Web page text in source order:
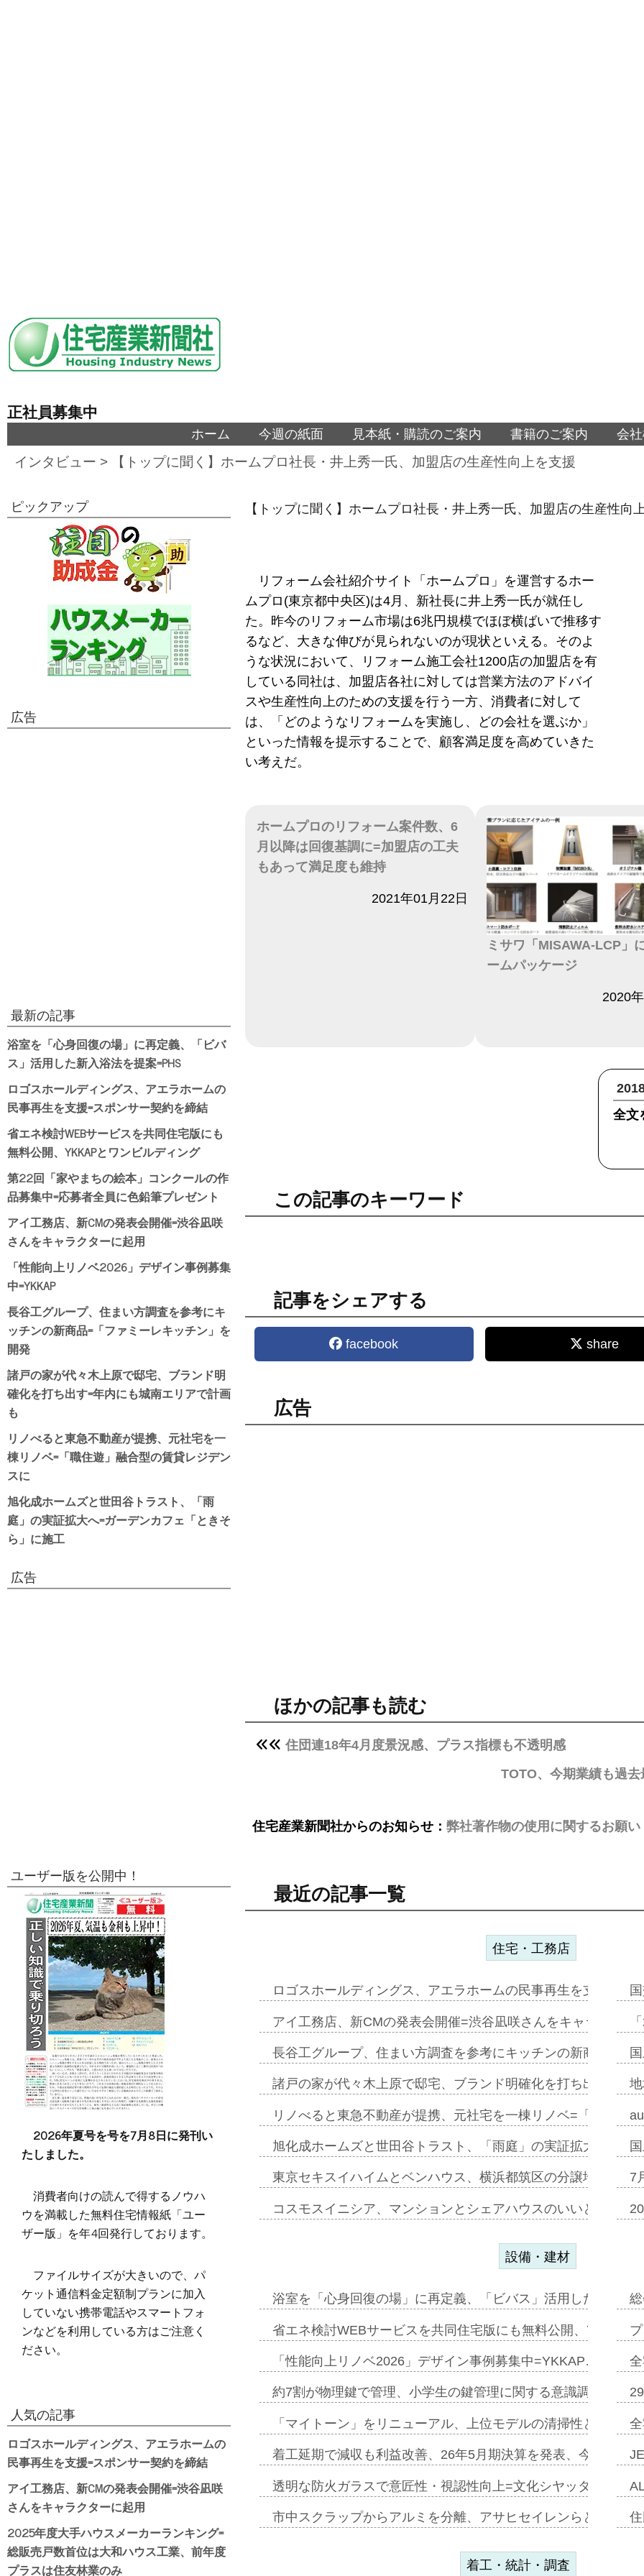
正社員募集中
ホーム 今週の紙面 見本紙・購読のご案内 書籍のご案内 会
インタビュー > 【トップに聞く】ホームプロ社長・井上秀一氏、加盟店の生産性向上を支援
【トップに聞く】ホームプロ社長・井上秀一氏、加盟店の生産性向
リフォーム会社紹介サイト「ホームプロ」を運営するホー
ムプロ(東京都中央区)は4月、新社長に井上秀一氏が就任し
た。昨今のリフォーム市場は6兆円規模でほぼ横ばいで推移す
るなど、大きな伸びが見られないのが現状といえる。そのよ
うな状況において、リフォーム施工会社1200店の加盟店を有
している同社は、加盟店各社に対しては営業方法のアドバイ
スや生産性向上のための支援を行う一方、消費者に対して
は、「どのようなリフォームを実施し、どの会社を選ぶか」
といった情報を提示することで、顧客満足度を高めていきた
い考えだ。
ホームプロのリフォーム案件数、6
月以降は回復基調に=加盟店の工夫
もあって満足度も維持
2021年01月22日
ミサワ「MISAWA-LCP」
ームパッケージ
2020
全文
この記事のキーワード
記事をシェアする
facebook share
広告
ほかの記事も読む
住団連18年4月度景況感、プラス指標も不透明感
TOTO、今期業績も過
住宅産業新聞社からのお知らせ： 弊社著作物の使用に関するお願い
最近の記事一覧
住宅・工務店
ロゴスホールディングス、アエラホームの民事再生を支援=ス
アイ工務店、新CMの発表会開催=渋谷凪咲さんをキャラクタ
長谷工グループ、住まい方調査を参考にキッチンの新商品=「
諸戸の家が代々木上原で邸宅、ブランド明確化を打ち出す=年
リノべると東急不動産が提携、元社宅を一棟リノベ=「職住遊
旭化成ホームズと世田谷トラスト、「雨庭」の実証拡大へ=ガ
東京セキスイハイムとベンハウス、横浜都筑区の分譲地開発で
コスモスイニシア、マンションとシェアハウスのいいとこどり
7
設備・建材
浴室を「心身回復の場」に再定義、「ビバス」活用した新入浴
省エネ検討WEBサービスを共同住宅版にも無料公開、YKKAP
「性能向上リノベ2026」デザイン事例募集中=YKKAP…
約7割が物理鍵で管理、小学生の鍵管理に関する意識調査
「マイトーン」をリニューアル、上位モデルの清掃性と安全
着工延期で減収も利益改善、26年5月期決算を発表、今期は増
透明な防火ガラスで意匠性・視認性向上=文化シヤッター…
市中スクラップからアルミを分離、アサヒセイレンらと協働開
着工・統計・調査
ピックアップ
広告
最新の記事
浴室を「心身回復の場」に再定義、「ビバ
ス」活用した新入浴法を提案=PHS
ロゴスホールディングス、アエラホームの
民事再生を支援=スポンサー契約を締結
省エネ検討WEBサービスを共同住宅版にも
無料公開、YKKAPとワンビルディング
第22回「家やまちの絵本」コンクールの作
品募集中=応募者全員に色鉛筆プレゼント
アイ工務店、新CMの発表会開催=渋谷凪咲
さんをキャラクターに起用
「性能向上リノベ2026」デザイン事例募集
中=YKKAP
長谷工グループ、住まい方調査を参考にキ
ッチンの新商品=「ファミーレキッチン」を
開発
諸戸の家が代々木上原で邸宅、ブランド明
確化を打ち出す=年内にも城南エリアで計画
も
リノべると東急不動産が提携、元社宅を一
棟リノベ=「職住遊」融合型の賃貸レジデン
スに
旭化成ホームズと世田谷トラスト、「雨
庭」の実証拡大へ=ガーデンカフェ「ときそ
ら」に施工
広告
ユーザー版を公開中！
2026年夏号を号を7月8日に発刊い
たしました。
消費者向けの読んで得するノウハ
ウを満載した無料住宅情報紙「ユー
ザー版」を年4回発行しております。
ファイルサイズが大きいので、パ
ケット通信料金定額制プランに加入
していない携帯電話やスマートフォ
ンなどを利用している方はご注意く
ださい。
人気の記事
ロゴスホールディングス、アエラホームの
民事再生を支援=スポンサー契約を締結
アイ工務店、新CMの発表会開催=渋谷凪咲
さんをキャラクターに起用
2025年度大手ハウスメーカーランキング=
総販売戸数首位は大和ハウス工業、前年度
プラスは住友林業のみ